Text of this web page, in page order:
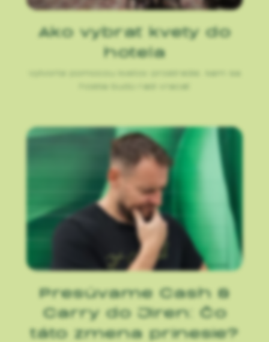
Ako vybrať kvety do
hotela
hostia budú radi vracať
Presúvame Cash &
Carry do Jiren: Čo
táto zmena prinesie?